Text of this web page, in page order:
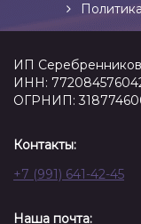
ИП
ИНН:
ОГРНИП:
Контакты:
+7 (991) 641-42-45
Наша почта: